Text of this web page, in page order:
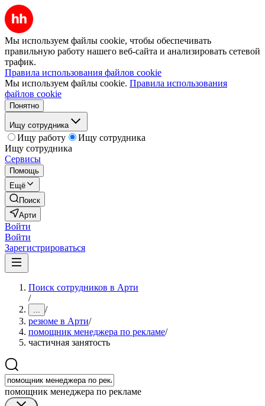
Мы используем файлы cookie, чтобы обеспечивать
правильную работу нашего веб-сайта и анализировать сетевой
трафик.
Правила использования файлов cookie
Мы используем файлы cookie. Правила использования
файлов cookie
Понятно
Ищу сотрудника
Ищу работу
Ищу сотрудника
Ищу сотрудника
Сервисы
Помощь
Ещё
Поиск
Арти
Войти
Войти
Зарегистрироваться
Поиск сотрудников в Арти
/
... /
резюме в Арти/
помощник менеджера по рекламе/
частичная занятость
помощник менеджера по рекламе